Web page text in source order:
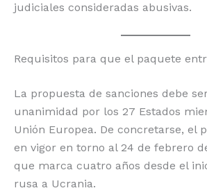
judiciales consideradas abusivas.
Requisitos para que el paquete
La propuesta de sanciones debe
unanimidad por los 27 Estados
Unión Europea. De concretarse, el
en vigor en torno al 24 de febrero
que marca cuatro años desde el
rusa a Ucrania.